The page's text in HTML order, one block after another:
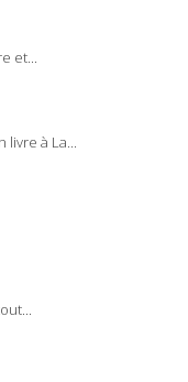
et...
livre à La...